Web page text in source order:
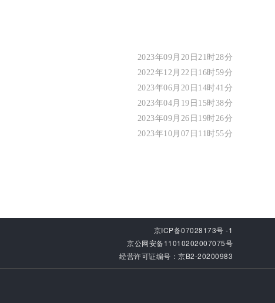
2023年09月20日21时28分
2022年12月22日16时59分
2023年06月20日14时41分
2023年04月19日15时38分
2023年09月26日19时26分
2023年10月07日11时55分
京ICP备07028173号 -1
京公网安备11010202007075号
经营许可证编号：京B2-20200983